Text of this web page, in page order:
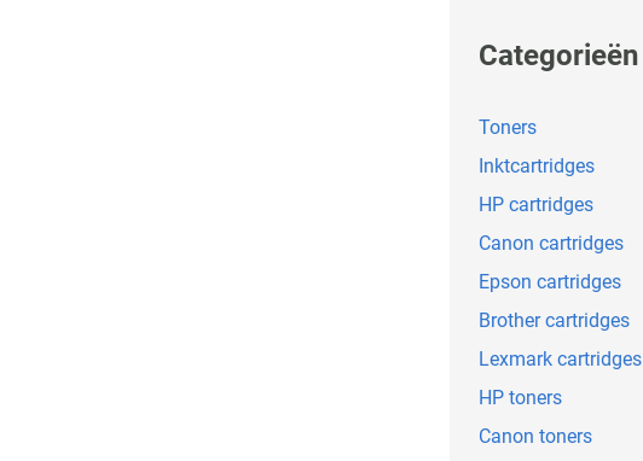
Categorieën
Toners
Inktcartridges
HP cartridges
Canon cartridges
Epson cartridges
Brother cartridges
Lexmark cartridges
HP toners
Canon toners